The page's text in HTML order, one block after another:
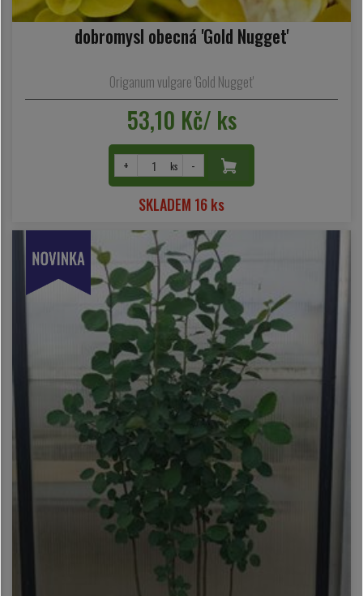
dobromysl obecná 'Gold Nugget'
Origanum vulgare 'Gold Nugget'
53,10 Kč/ ks
+ ks -
SKLADEM 16 ks